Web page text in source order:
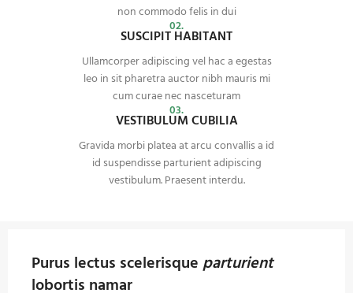
non commodo felis in dui
02.
SUSCIPIT HABITANT
Ullamcorper adipiscing vel hac a egestas
leo in sit pharetra auctor nibh mauris mi
cum curae nec nasceturam
03.
VESTIBULUM CUBILIA
Gravida morbi platea at arcu convallis a id
id suspendisse parturient adipiscing
vestibulum. Praesent interdu.
Purus lectus scelerisqueparturient
lobortis namar